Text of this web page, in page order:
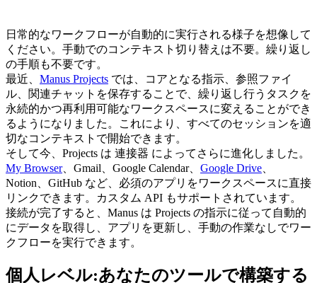
日常的なワークフローが自動的に実行される様子を想像して
ください。手動でのコンテキスト切り替えは不要。繰り返し
の手順も不要です。
最近、 Manus Projects では、コアとなる指示、参照ファイ
ル、関連チャットを保存することで、繰り返し行うタスクを
永続的かつ再利用可能なワークスペースに変えることができ
るようになりました。これにより、すべてのセッションを適
切なコンテキストで開始できます。
そして今、Projects は 連接器 によってさらに進化しました。
My Browser、Gmail、Google Calendar、 Google Drive
Notion、GitHub など、必須のアプリをワークスペースに直接
リンクできます。カスタム API もサポートされています。
接続が完了すると、Manus は Projects の指示に従って自動的
にデータを取得し、アプリを更新し、手動の作業なしでワー
クフローを実行できます。
個人レベル:あなたのツールで構築する